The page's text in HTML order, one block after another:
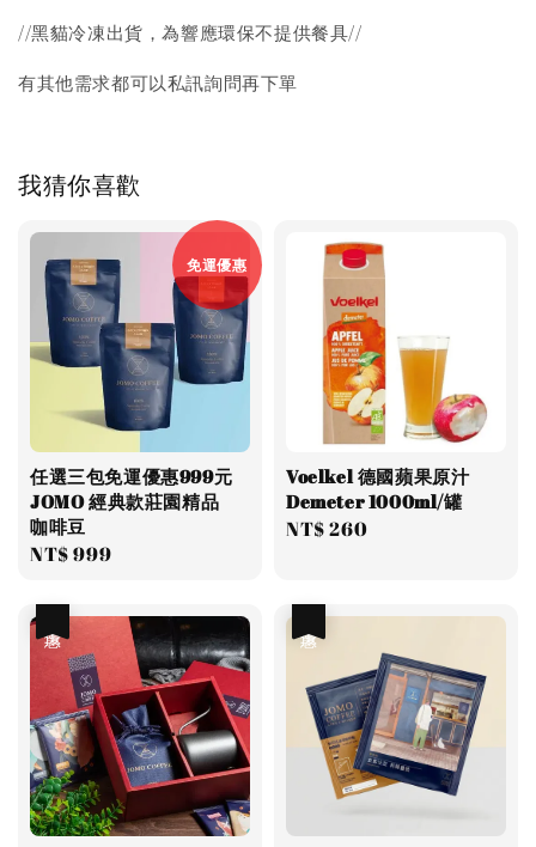
//黑貓冷凍出貨，為響應環保不提供餐具//
有其他需求都可以私訊詢問再下單
我猜你喜歡
免運優惠
任選三包免運優惠999元
JOMO 經典款莊園精品
咖啡豆
Regular
NT$ 999
Voelkel 德國蘋果原汁
Demeter 1000ml/罐
Regular
NT$ 260